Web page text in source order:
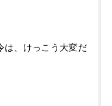
は、けっこう大変だ